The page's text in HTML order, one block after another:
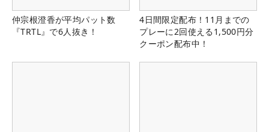
仲宗根澄香が平均パット数
『TRTL』で6人抜き！
4日間限定配布！11月までの
プレーに2回使える1,500円分
クーポン配布中！